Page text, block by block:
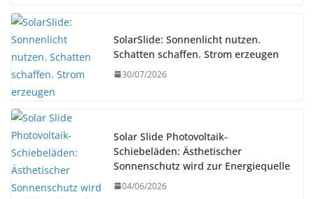
SolarSlide: Sonnenlicht nutzen.
Schatten schaffen. Strom erzeugen
30/07/2026
Solar Slide Photovoltaik-
Schiebeläden: Ästhetischer
Sonnenschutz wird zur Energiequelle
04/06/2026